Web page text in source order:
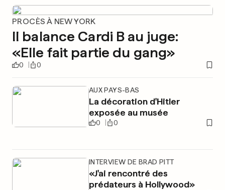
PROCÈS À NEW YORK
Il balance Cardi B au juge:
«Elle fait partie du gang»
0 0
AUX PAYS-BAS
La décoration d'Hitler
exposée au musée
0 0
INTERVIEW DE BRAD PITT
«J'ai rencontré des
prédateurs à Hollywood»